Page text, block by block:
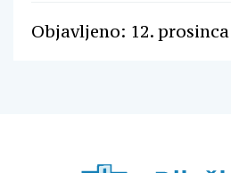
Objavljeno: 12. prosinca